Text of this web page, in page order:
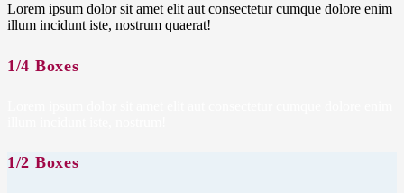
Lorem ipsum dolor sit amet elit aut consectetur cumque dolore enim
illum incidunt iste, nostrum quaerat!
1/4 Boxes
1/2 Boxes